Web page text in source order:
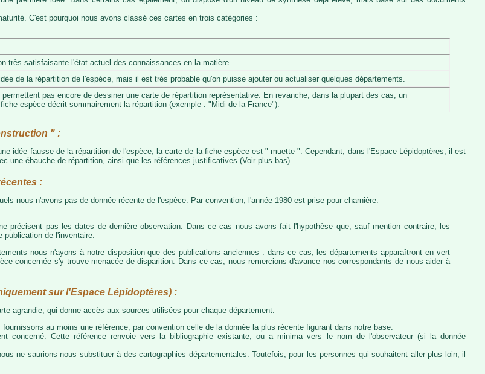
C'est pourquoi nous avons classé ces cartes en trois catégories :
très satisfaisante l'état actuel des connaissances en la matière.
de la répartition de l'espèce, mais il est très probable qu'on puisse ajouter ou actualiser quelques départements.
pas encore de dessiner une carte de répartition représentative. En revanche, dans la plupart des cas, un
espèce décrit sommairement la répartition (exemple : "Midi de la France").
" :
idée fausse de la répartition de l'espèce, la carte de la fiche espèce est " muette ". Cependant, dans l'Espace Lépidoptères, il est
une ébauche de répartition, ainsi que les références justificatives (Voir plus bas).
:
nous n'avons pas de donnée récente de l'espèce. Par convention, l'année 1980 est prise pour charnière.
précisent pas les dates de dernière observation. Dans ce cas nous avons fait l'hypothèse que, sauf mention contraire, les
de l'inventaire.
nous n'ayons à notre disposition que des publications anciennes : dans ce cas, les départements apparaîtront en vert
concernée s'y trouve menacée de disparition. Dans ce cas, nous remercions d'avance nos correspondants de nous aider à
sur l'Espace Lépidoptères) :
agrandie, qui donne accès aux sources utilisées pour chaque département.
fournissons au moins une référence, par convention celle de la donnée la plus récente figurant dans notre base.
concerné. Cette référence renvoie vers la bibliographie existante, ou a minima vers le nom de l'observateur (si la donnée
ne saurions nous substituer à des cartographies départementales. Toutefois, pour les personnes qui souhaitent aller plus loin, il